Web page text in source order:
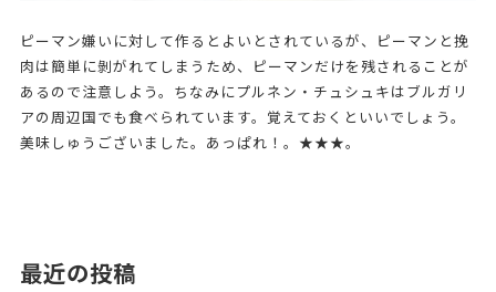
ピーマン嫌いに対して作るとよいとされているが、ピーマンと挽
肉は簡単に剝がれてしまうため、ピーマンだけを残されることが
あるので注意しよう。ちなみにプルネン・チュシュキはブルガリ
アの周辺国でも食べられています。覚えておくといいでしょう。
美味しゅうございました。あっぱれ！。★★★。
最近の投稿